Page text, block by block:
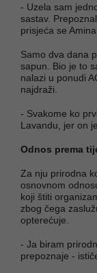
- Uzela sam
sastav.
prisjeća se Amina.
Samo dva dana
sapun. Bio je to
nalazi u ponudi
najdraži.
- Svakome ko
Lavandu, jer on
Odnos prema
Za nju prirodna
osnovnom
koji štiti
zbog čega
opterećuje.
- Ja biram
prepoznaje -